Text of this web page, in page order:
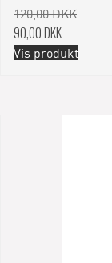
120,00 DKK
90,00 DKK
Vis produkt